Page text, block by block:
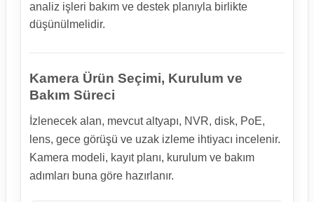
analiz işleri bakım ve destek planıyla birlikte
düşünülmelidir.
Kamera Ürün Seçimi, Kurulum ve
Bakım Süreci
İzlenecek alan, mevcut altyapı, NVR, disk, PoE,
lens, gece görüşü ve uzak izleme ihtiyacı incelenir.
Kamera modeli, kayıt planı, kurulum ve bakım
adımları buna göre hazırlanır.